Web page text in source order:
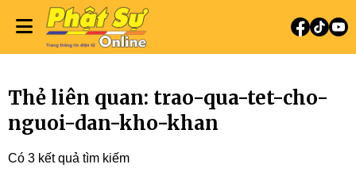
Thẻ liên quan: trao-qua-tet-cho-
nguoi-dan-kho-khan
Có 3 kết quả tìm kiếm